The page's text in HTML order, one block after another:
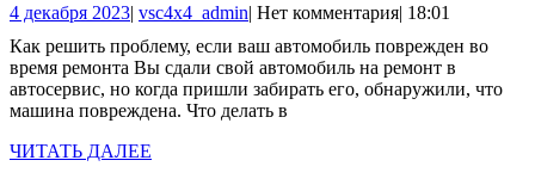
проблему,
если
ваш
автомобиль
поврежден
4 декабря 20234
2023
vsc4x4_adminvsc4x4_admin
Нет комментария 18:01
Как решить проблему, если ваш автомобиль поврежден во
время ремонта Вы сдали свой автомобиль на ремонт в
автосервис, но когда пришли забирать его, обнаружили, что
машина повреждена. Что делать в
ЧИТАТЬ ДАЛЕЕ